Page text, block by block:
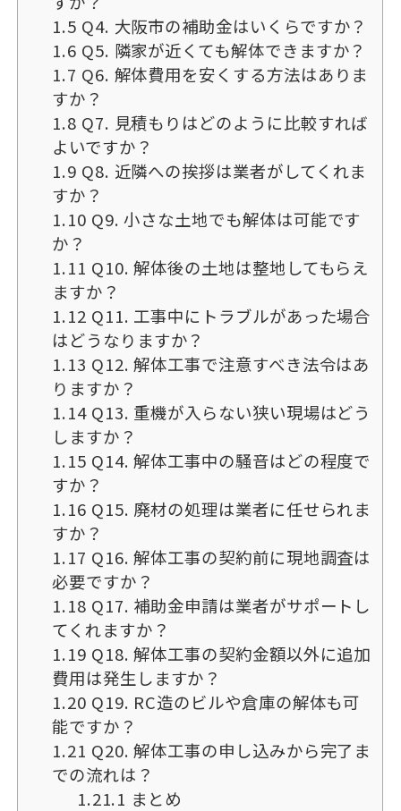
1.5 Q4. 大阪市の補助金はいくらですか？
1.6 Q5. 隣家が近くても解体できますか？
1.7 Q6. 解体費用を安くする方法はありま
すか？
1.8 Q7. 見積もりはどのように比較すれば
よいですか？
1.9 Q8. 近隣への挨拶は業者がしてくれま
すか？
1.10 Q9. 小さな土地でも解体は可能です
か？
1.11 Q10. 解体後の土地は整地してもらえ
ますか？
1.12 Q11. 工事中にトラブルがあった場合
はどうなりますか？
1.13 Q12. 解体工事で注意すべき法令はあ
りますか？
1.14Q13. 重機が入らない狭い現場はどう
しますか？
1.15 Q14. 解体工事中の騒音はどの程度で
すか？
1.16 Q15. 廃材の処理は業者に任せられま
すか？
1.17 Q16. 解体工事の契約前に現地調査は
必要ですか？
1.18 Q17. 補助金申請は業者がサポートし
てくれますか？
1.19 Q18. 解体工事の契約金額以外に追加
費用は発生しますか？
1.20 Q19. RC造のビルや倉庫の解体も可
能ですか？
1.21 Q20. 解体工事の申し込みから完了ま
での流れは？
1.21.1 まとめ